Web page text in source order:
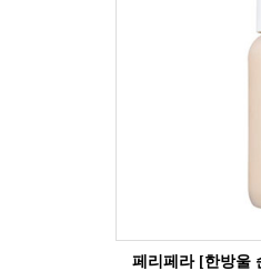
페리페라 [한방울